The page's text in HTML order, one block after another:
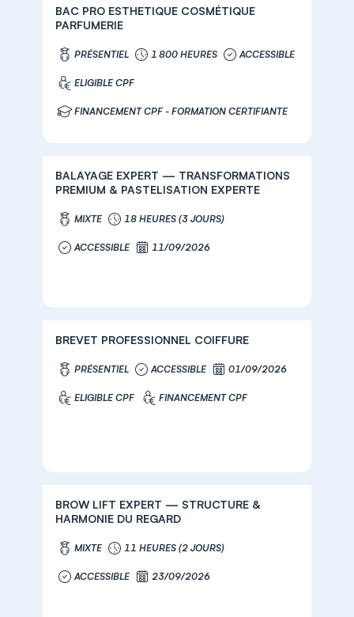
BAC PRO ESTHETIQUE COSMÉTIQUE
PARFUMERIE
PRÉSENTIEL 1 800 HEURES ACCESSIBLE
ELIGIBLE CPF
FINANCEMENT CPF - FORMATION CERTIFIANTE
BALAYAGE EXPERT — TRANSFORMATIONS
PREMIUM & PASTELISATION EXPERTE
MIXTE 18 HEURES (3 JOURS)
ACCESSIBLE 11/09/2026
BREVET PROFESSIONNEL COIFFURE
PRÉSENTIEL ACCESSIBLE 01/09/2026
ELIGIBLE CPF FINANCEMENT CPF
BROW LIFT EXPERT — STRUCTURE &
HARMONIE DU REGARD
MIXTE 11 HEURES (2 JOURS)
ACCESSIBLE 23/09/2026